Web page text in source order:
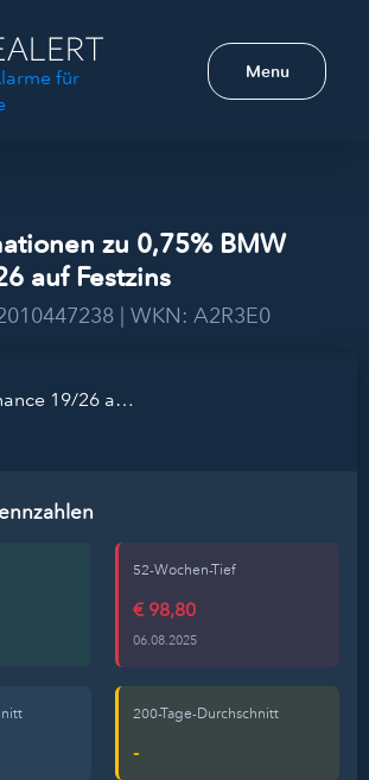
für
Menu
zu 0,75% BMW
auf Festzins
| WKN: A2R3E0
0,75% BMW Finance 19/26 auf Festzins
52-Wochen-Tief
€ 98,80
06.08.2025
200-Tage-Durchschnitt
-